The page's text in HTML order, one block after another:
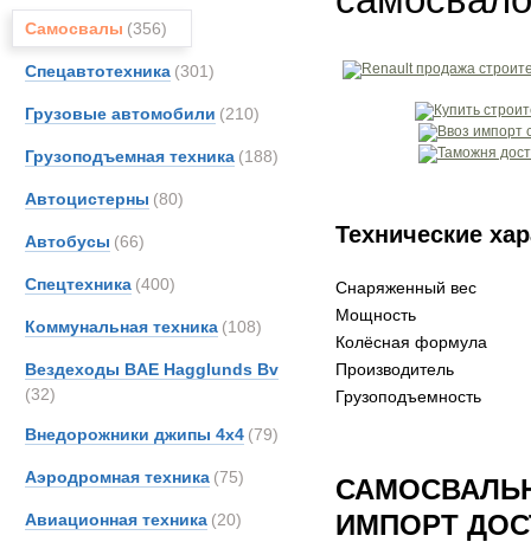
Самосвалы (356)
Спецавтотехника (301)
Грузовые автомобили (210)
Грузоподъемная техника (188)
Автоцистерны (80)
Автобусы (66)
Спецтехника (400)
Коммунальная техника (108)
Вездеходы BAE Hagglunds Bv
(32)
Внедорожники джипы 4х4 (79)
Аэродромная техника (75)
Авиационная техника (20)
Технические
Снаряженный вес
Мощность
Колёсная формула
Производитель
Грузоподъемность
ИМПОРТ